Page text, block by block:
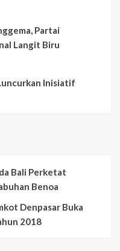
Partai
Langit Biru
Inisiatif
Bali Perketat
Benoa
Denpasar Buka
2018